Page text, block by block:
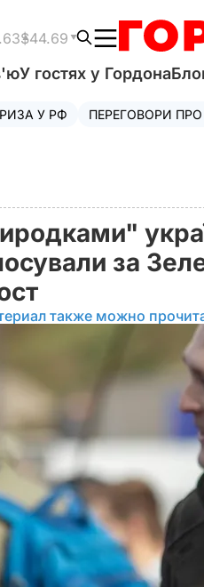
$44.69
У гостях у Гордона
У РФ ПЕРЕГОВОРИ ПРО
за
также можно